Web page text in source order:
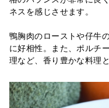
ネスを感じさせます。
鴨胸肉のローストや仔牛
に好相性。また、ポルチ
理など、香り豊かな料理